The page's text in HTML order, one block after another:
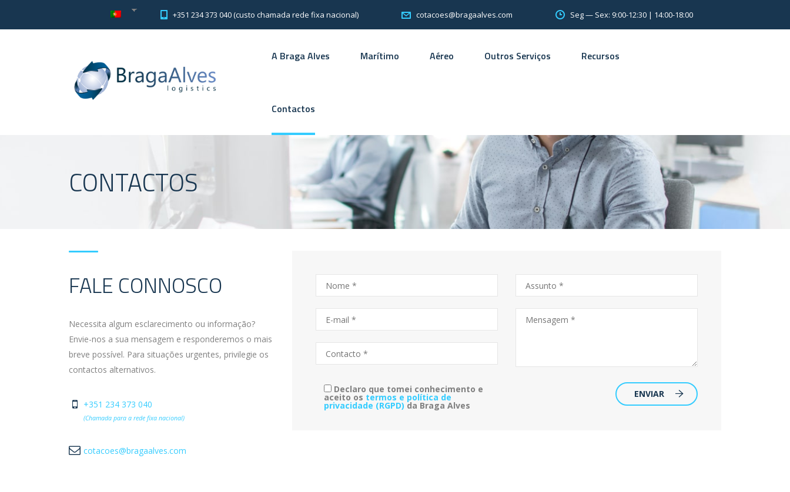
+351 234 373 040 (custo chamada rede fixa nacional) cotacoes@bragaalves.com Seg — Sex: 9:00-12:30 | 14:00-18:00
A Braga Alves Marítimo Aéreo Outros Serviços Recursos
Contactos
CONTACTOS
FALE CONNOSCO
Necessita algum esclarecimento ou informação?
Envie-nos a sua mensagem e responderemos o mais
breve possível. Para situações urgentes, privilegie os
contactos alternativos.
+351 234 373 040
(Chamada para a rede fixa nacional)
cotacoes@bragaalves.com
Declaro que tomei conhecimento e
aceito os termos e política de
privacidade (RGPD) da Braga Alves
ENVIAR